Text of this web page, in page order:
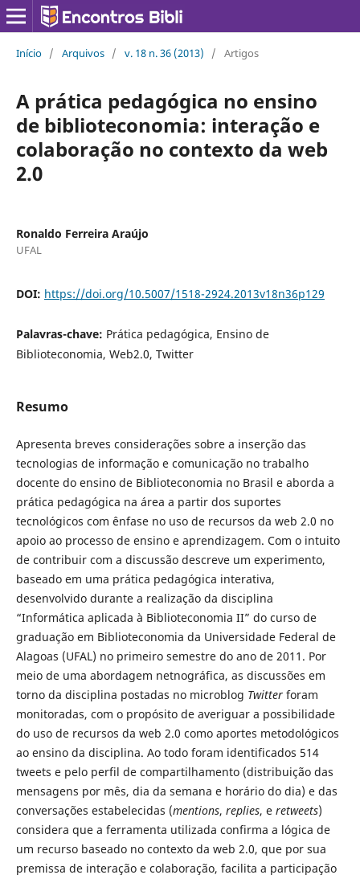
Início / Arquivos / v. 18 n. 36 (2013) / Artigos
A prática pedagógica no ensino
de biblioteconomia: interação e
colaboração no contexto da web
2.0
Ronaldo Ferreira Araújo
UFAL
DOI: https://doi.org/10.5007/1518-2924.2013v18n36p129
Palavras-chave: Prática pedagógica, Ensino de
Biblioteconomia, Web2.0, Twitter
Resumo
Apresenta breves considerações sobre a inserção das
tecnologias de informação e comunicação no trabalho
docente do ensino de Biblioteconomia no Brasil e aborda a
prática pedagógica na área a partir dos suportes
tecnológicos com ênfase no uso de recursos da web 2.0 no
apoio ao processo de ensino e aprendizagem. Com o intuito
de contribuir com a discussão descreve um experimento,
baseado em uma prática pedagógica interativa,
desenvolvido durante a realização da disciplina
“Informática aplicada à Biblioteconomia II” do curso de
graduação em Biblioteconomia da Universidade Federal de
Alagoas (UFAL) no primeiro semestre do ano de 2011. Por
meio de uma abordagem netnográfica, as discussões em
torno da disciplina postadas no microblog Twitterforam
monitoradas, com o propósito de averiguar a possibilidade
do uso de recursos da web 2.0 como aportes metodológicos
ao ensino da disciplina. Ao todo foram identificados 514
tweets e pelo perfil de compartilhamento (distribuição das
mensagens por mês, dia da semana e horário do dia) e das
conversações estabelecidas (mentions, replies, e retweets)
considera que a ferramenta utilizada confirma a lógica de
um recurso baseado no contexto da web 2.0, que por sua
premissa de interação e colaboração, facilita a participação